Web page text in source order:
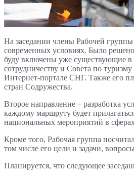
На заседании члены Рабочей
современных условиях. Было
буду включены уже существующие в
сотрудничеству и Совета по
Интернет-портале СНГ. Также его
стран Содружества.
Второе направление – разработка
каждому маршруту будет
национальных мероприятий в
Кроме того, Рабочая группа
том числе его цели и задачи,
Планируется, что следующее